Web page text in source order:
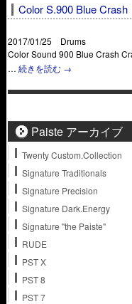
Color S.900 Blue Crash
2017/01/25 Drums
Color Sound 900 Blue Crash
…続きを読む →
Paiste アーカイブ
Twenty Custom.Collection
Signature Traditionals
Signature Precision
Signature Dark.Energy
Signature "the Paiste"
RUDE
PST X
PST 8
PST 7